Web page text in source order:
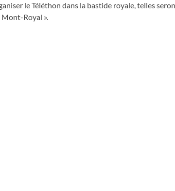
le Téléthon dans la bastide royale, telles
Mont-Royal ».